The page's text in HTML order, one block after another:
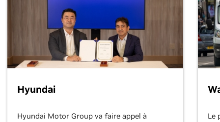
Hyundai
Hyundai Motor Group va faire appel à
Le